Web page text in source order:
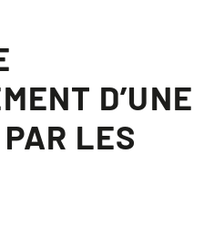
D’UNE
LES